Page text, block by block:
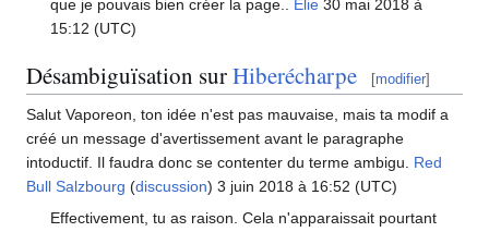
que je pouvais bien créer la page.. Elie 30 mai 2018 à
15:12 (UTC)
Désambiguïsation surHiberécharpe [modifier]
Salut Vaporeon, ton idée n'est pas mauvaise, mais ta modif a
créé un message d'avertissement avant le paragraphe
intoductif. Il faudra donc se contenter du terme ambigu. Red
Bull Salzbourg (discussion) 3 juin 2018 à 16:52 (UTC)
Effectivement, tu as raison. Cela n'apparaissait pourtant